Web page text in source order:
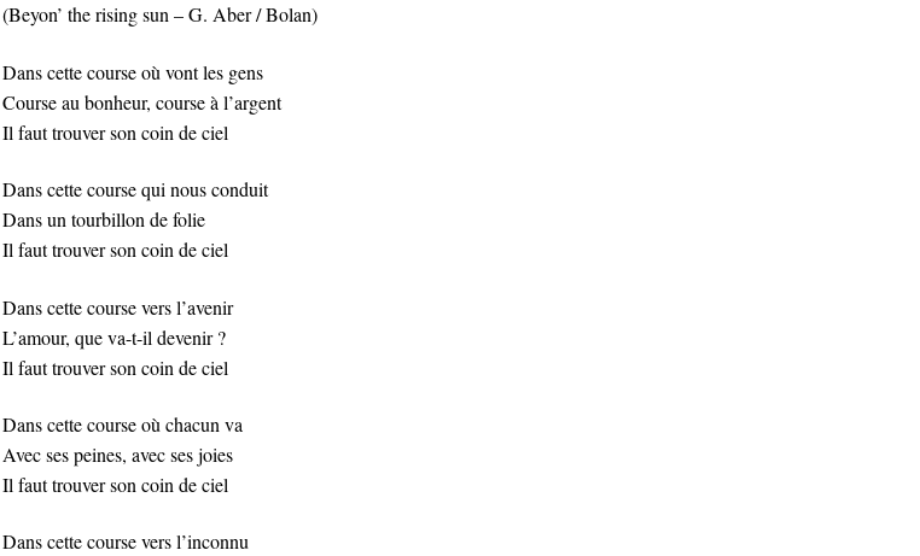
(Beyon’ the rising sun – G. Aber / Bolan)
Dans cette course où vont les gens
Course au bonheur, course à l’argent
Il faut trouver son coin de ciel
Dans cette course qui nous conduit
Dans un tourbillon de folie
Il faut trouver son coin de ciel
Dans cette course vers l’avenir
L’amour, que va-t-il devenir ?
Il faut trouver son coin de ciel
Dans cette course où chacun va
Avec ses peines, avec ses joies
Il faut trouver son coin de ciel
Dans cette course vers l’inconnu